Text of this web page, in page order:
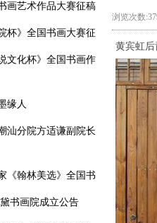
画艺术作品大赛征稿
杯》全国书画大赛征
文化杯》全国书画作
缘人
汕分院方适谦副院长
《翰林美选》全国书
书画院成立公告
浏览次数
黄宾虹